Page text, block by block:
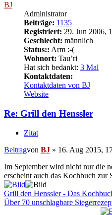
BJ
Administrator
Beiträge: 1135
Registriert: 29. Jun 2006,
Geschlecht: männlich
Status:: Arm :-(
Wohnort: Tau’ri
Hat sich bedankt: 3 Mal
Kontaktdaten:
Kontaktdaten von BJ
Website
Re: Grill den Henssler
Zitat
Beitragvon BJ » 16. Aug 2015,
Im September wird nicht nur die
erscheint auch das Kochbuch zur
Grill den Henssler - Das
Über 70 unschlagbare